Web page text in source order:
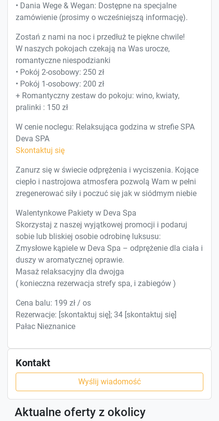
• Dania Wege & Wegan: Dostępne na specjalne
zamówienie (prosimy o wcześniejszą informację).
Zostań z nami na noc i przedłuż te piękne chwile!
W naszych pokojach czekają na Was urocze,
romantyczne niespodzianki
• Pokój 2-osobowy: 250 zł
• Pokój 1-osobowy: 200 zł
+ Romantyczny zestaw do pokoju: wino, kwiaty,
pralinki : 150 zł
W cenie noclegu: Relaksująca godzina w strefie SPA
Deva SPA
Skontaktuj się
Zanurz się w świecie odprężenia i wyciszenia. Kojące
ciepło i nastrojowa atmosfera pozwolą Wam w pełni
zregenerować siły i poczuć się jak w siódmym niebie
Walentynkowe Pakiety w Deva Spa
Skorzystaj z naszej wyjątkowej promocji i podaruj
sobie lub bliskiej osobie odrobinę luksusu:
Zmysłowe kąpiele w Deva Spa – odprężenie dla ciała i
duszy w aromatycznej oprawie.
Masaż relaksacyjny dla dwojga
( konieczna rezerwacja strefy spa, i zabiegów )
Cena balu: 199 zł / os
Rezerwacje: [skontaktuj się]; 34 [skontaktuj się]
Pałac Nieznanice
Kontakt
Wyślij wiadomość
Aktualne oferty z okolicy